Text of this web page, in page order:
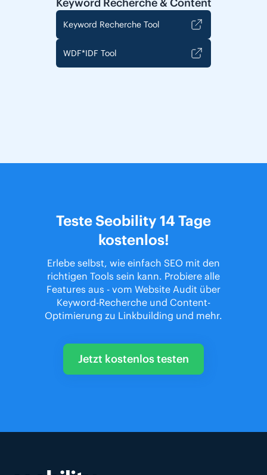
Keyword Recherche Tool
WDF*IDF Tool
Teste Seobility 14 Tage
kostenlos!
Erlebe selbst, wie einfach SEO mit den
richtigen Tools sein kann. Probiere alle
Features aus - vom Website Audit über
Keyword-Recherche und Content-
Optimierung zu Linkbuilding und mehr.
Jetzt kostenlos testen